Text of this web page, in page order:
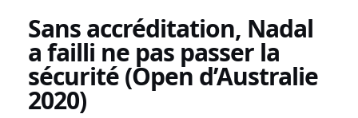
Sans accréditation, Nadal
a failli ne pas passer la
sécurité (Open d’Australie
2020)